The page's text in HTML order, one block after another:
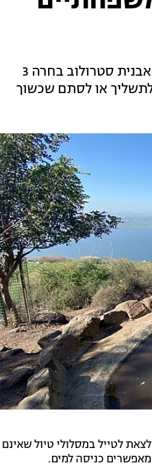
מעיינות מיוחדים, פריחות סתוויות, הליכה נוחה ותצפיות יפות. אבנית סטרולוב בחרה 3
לתשליך או לסתם שכשוך
לטייל במסלולי טיול שאינם
כניסה למים.